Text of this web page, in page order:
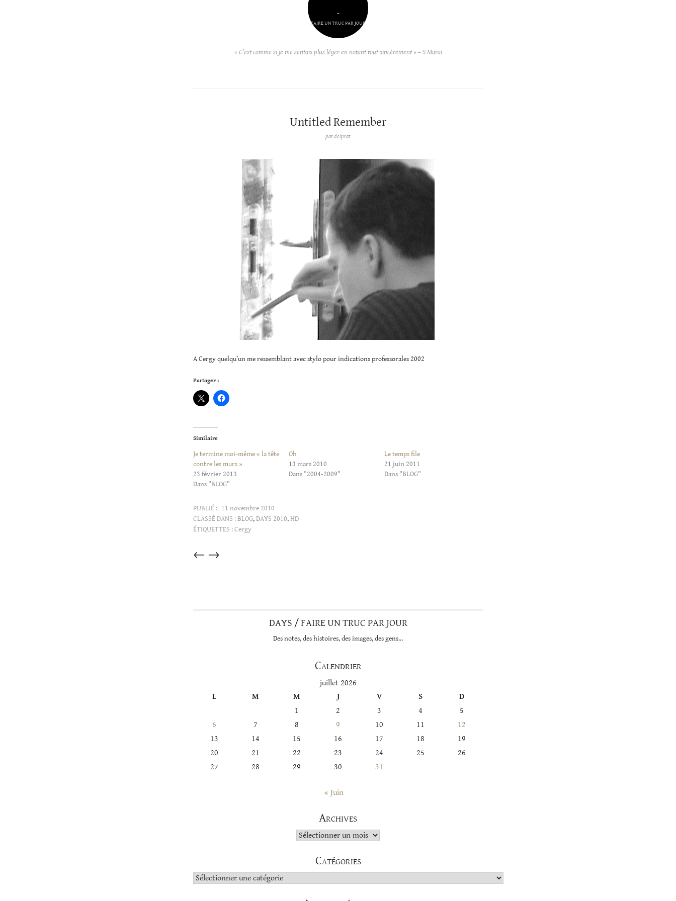
–
FAIRE UN TRUC PAR JOUR
« C’est comme si je me sentais plus léger en notant tout sincèrement » – S Maraï
Untitled Remember
pardelprat
A Cergy quelqu’un me ressemblant avec stylo pour indications professorales 2002
Partager :
Similaire
Je termine moi-même « la tête
contre les murs »
23 février 2013
Dans "BLOG"
Oh
13 mars 2010
Dans "2004-2009"
Le temps file
21 juin 2011
Dans "BLOG"
PUBLIÉ : 11 novembre 2010
CLASSÉ DANS :BLOG,DAYS 2010,HD
ÉTIQUETTES :Cergy
Articles
→
←
DAYS / FAIRE UN TRUC PAR JOUR
Des notes, des histoires, des images, des gens…
Calendrier
juillet 2026
L
M M J V S
D
1
2 3 4
5
6
7 8 9 10 11
12
13
14 15 16 17 18
19
20
21 22 23 24 25
26
27
28 29 30 31
« Juin
Archives
Archives
Catégories
Catégories